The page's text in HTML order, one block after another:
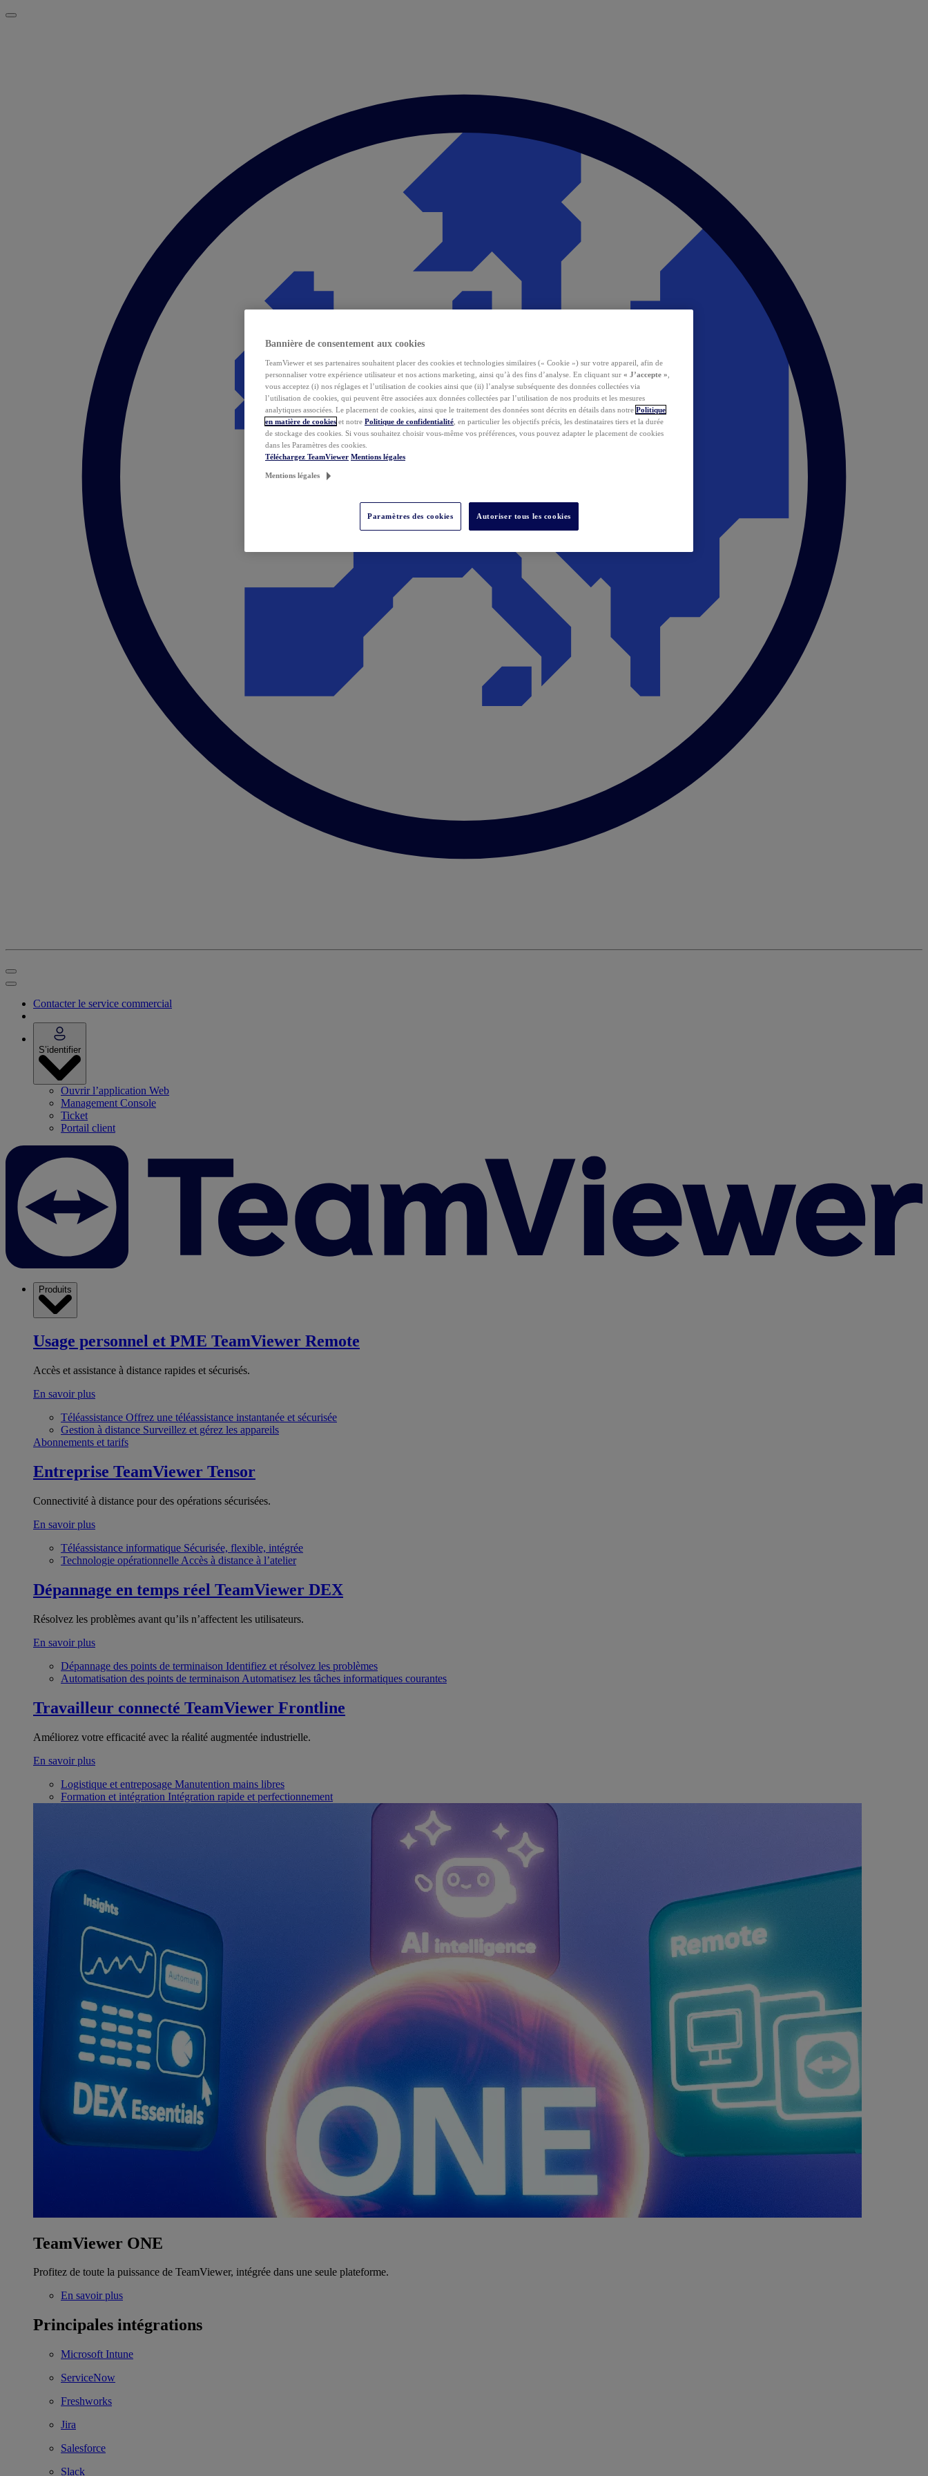
Contacter le service commercial
S’identifier
Ouvrir l’application Web
Management Console
Ticket
Portail client
Produits
Usage personnel et PME TeamViewer Remote
Accès et assistance à distance rapides et sécurisés.
En savoir plus
Téléassistance Offrez une téléassistance instantanée et sécurisée
Gestion à distance Surveillez et gérez les appareils
Abonnements et tarifs
Entreprise TeamViewer Tensor
Connectivité à distance pour des opérations sécurisées.
En savoir plus
Téléassistance informatique Sécurisée, flexible, intégrée
Technologie opérationnelle Accès à distance à l’atelier
Dépannage en temps réel TeamViewer DEX
Résolvez les problèmes avant qu’ils n’affectent les utilisateurs.
En savoir plus
Dépannage des points de terminaison Identifiez et résolvez les problèmes
Automatisation des points de terminaison Automatisez les tâches informatiques courantes
Travailleur connecté TeamViewer Frontline
Améliorez votre efficacité avec la réalité augmentée industrielle.
En savoir plus
Logistique et entreposage Manutention mains libres
Formation et intégration Intégration rapide et perfectionnement
TeamViewer ONE
Profitez de toute la puissance de TeamViewer, intégrée dans une seule plateforme.
En savoir plus
Principales intégrations
Microsoft Intune
ServiceNow
Freshworks
Jira
Salesforce
Slack
Bannière de consentement aux cookies
TeamViewer et ses partenaires souhaitent placer des cookies et technologies similaires (« Cookie ») sur votre appareil, afin de
personnaliser votre expérience utilisateur et nos actions marketing, ainsi qu’à des fins d’analyse. En cliquant sur « J’accepte »
vous acceptez (i) nos réglages et l’utilisation de cookies ainsi que (ii) l’analyse subséquente des données collectées via
l’utilisation de cookies, qui peuvent être associées aux données collectées par l’utilisation de nos produits et les mesures
analytiques associées. Le placement de cookies, ainsi que le traitement des données sont décrits en détails dans notre Politique
en matière de cookies et notre Politique de confidentialité , en particulier les objectifs précis, les destinataires tiers et la durée
de stockage des cookies. Si vous souhaitez choisir vous-même vos préférences, vous pouvez adapter le placement de cookies
dans les Paramètres des cookies.
Téléchargez TeamViewer Mentions légales
Mentions légales
Paramètres des cookies Autoriser tous les cookies